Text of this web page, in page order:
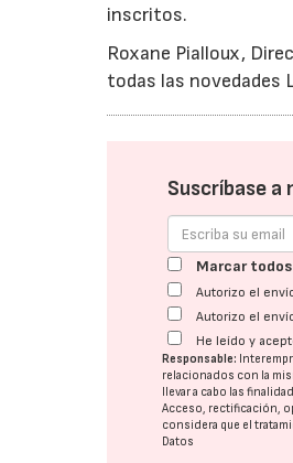
inscritos.
Roxane Pialloux,
todas las novedades
Suscríbase
Marcar todos
Autorizo el
Autorizo el
He leído y
Responsable:
relacionados con la
llevar a cabo las
Acceso, rectificación,
considera que el
Datos